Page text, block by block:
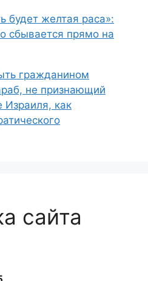
будет желтая раса»:
сбывается прямо на
гражданином
не признающий
Израиля, как
сайта